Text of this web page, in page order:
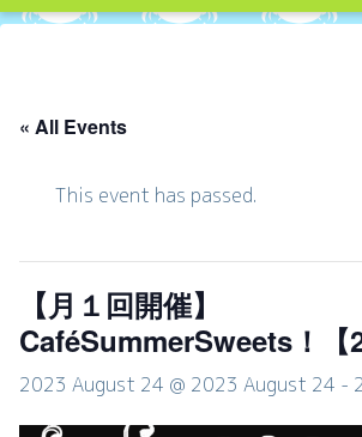
« All Events
This event has passed.
【月１回開催】
CaféSummerSweets！【
2023 August 24 @ 2023 August 24 -